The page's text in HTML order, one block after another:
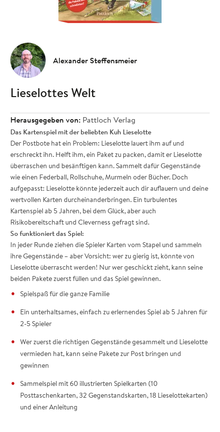
Alexander Steffensmeier
Lieselottes Welt
Herausgegeben von: Pattloch Verlag
Das Kartenspiel mit der beliebten Kuh Lieselotte
Der Postbote hat ein Problem: Lieselotte lauert ihm auf und
erschreckt ihn. Helft ihm, ein Paket zu packen, damit er Lieselotte
überraschen und besänftigen kann. Sammelt dafür Gegenstände
wie einen Federball, Rollschuhe, Murmeln oder Bücher. Doch
aufgepasst: Lieselotte könnte jederzeit auch dir auflauern und deine
wertvollen Karten durcheinanderbringen. Ein turbulentes
Kartenspiel ab 5 Jahren, bei dem Glück, aber auch
Risikobereitschaft und Cleverness gefragt sind.
So funktioniert das Spiel:
In jeder Runde ziehen die Spieler Karten vom Stapel und sammeln
ihre Gegenstände – aber Vorsicht: wer zu gierig ist, könnte von
Lieselotte überrascht werden! Nur wer geschickt zieht, kann seine
beiden Pakete zuerst füllen und das Spiel gewinnen.
Spielspaß für die ganze Familie
Ein unterhaltsames, einfach zu erlernendes Spiel ab 5 Jahren für
2-5 Spieler
Wer zuerst die richtigen Gegenstände gesammelt und Lieselotte
vermieden hat, kann seine Pakete zur Post bringen und
gewinnen
Sammelspiel mit 60 illustrierten Spielkarten (10
Posttaschenkarten, 32 Gegenstandskarten, 18 Lieselottekarten)
und einer Anleitung